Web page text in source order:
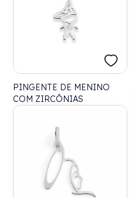
PINGENTE DE MENINO
COM ZIRCÔNIAS